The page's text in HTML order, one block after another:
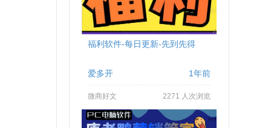
福利软件-每日更新-先到先得
爱多开 1年前
微商好文 2271 人次浏览